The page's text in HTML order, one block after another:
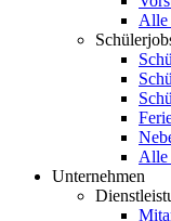
Alle
Alle
Unternehmen